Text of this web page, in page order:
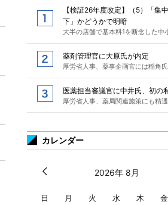
【検証26年度改定】（5）「集
下」かどうかで明暗
大半の店舗で基本料1を断念した中
薬剤管理官に大原氏が内定
厚労省人事、薬事企画官には稲角氏
医薬担当審議官に中井氏、初の
厚労省人事、薬局関連施策にも精通
カレンダー
2026年 8月
日 月 火 水 木 金